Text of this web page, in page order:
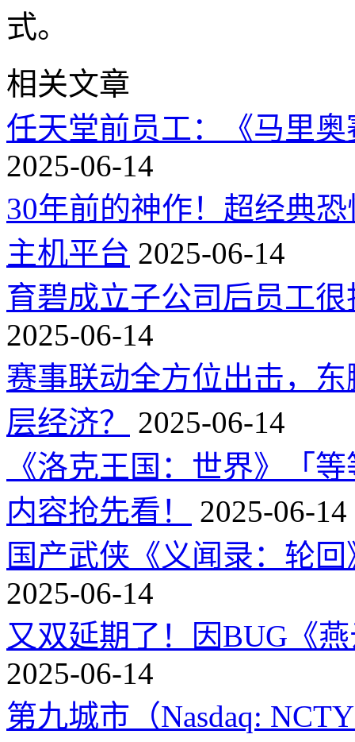
式。
相关文章
任天堂前员工：《马里
2025-06-14
30年前的神作！超经典
主机平台 2025-06-14
育碧成立子公司后员工
2025-06-14
赛事联动全方位出击，
层经济？
2025-06-14
《洛克王国：世界》「
内容抢先看！
2025-06-14
国产武侠《义闻录：轮
2025-06-14
又双延期了！因BUG《
2025-06-14
第九城市（Nasdaq: